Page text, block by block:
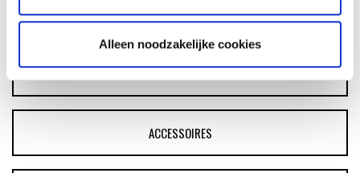
Alleen noodzakelijke cookies
ASSORTIMENT
BARBECUE'S
ACCESSOIRES